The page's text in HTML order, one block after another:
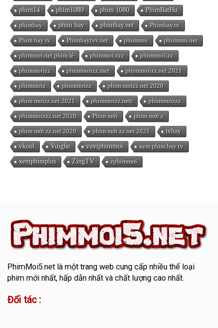
phim14 phim1080 phim 1080 PhimBatHu
phimhay phim hay phimhay.net Phimhay.tv
Phim hay tv Phimhaytvv.net phimmoi phimmoi.net
phimmoi.net phim lẻ phimmoi.zzz phimmoii.zz
phimmoiizz phimmoiizz.met phimmoiizz.net 2021
phimmoiz phimmoizz phim moizz.net 2020
phim moizz.net 2021 phimmoizz.nett phimmoizzz
phimmoizzz.net 2020 Phim mới phim mới z
phim mới zz.net 2020 phim mới zz.net 2021 tvhay
vkool Vuighe vuviphimmoi xem phim hay tv
xemphimplus ZingTV zphimmoi
PhimMoi5.netlà một trang web cung cấp nhiều thể loại
phim mới nhất, hấp dẫn nhất và chất lượng cao nhất.
Đối tác :